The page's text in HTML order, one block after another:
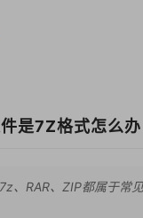
是7Z格式怎么办
、RAR、ZIP都属于常